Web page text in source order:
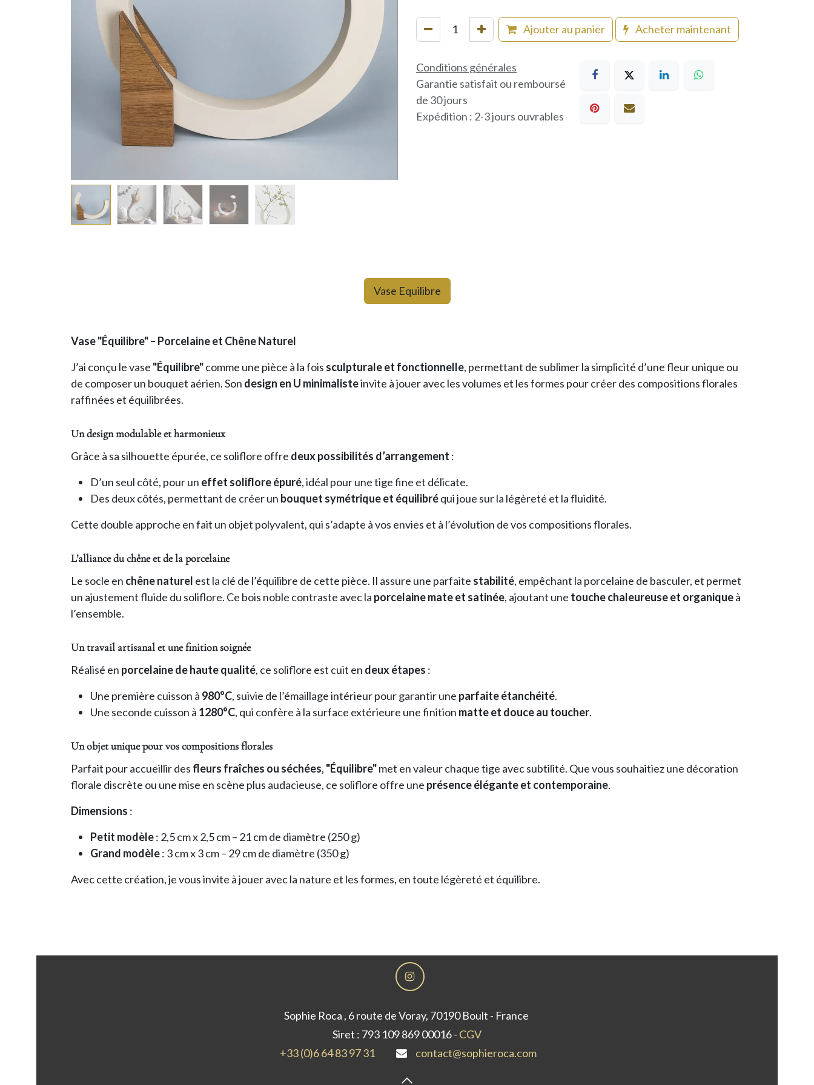
Ajouter au panier Acheter maintenant
Conditions générales
Garantie satisfait ou remboursé
de 30 jours
Expédition : 2-3 jours ouvrables
Vase Equilibre
Vase "Équilibre" – Porcelaine et Chêne Naturel
J’ai conçu le vase "Équilibre"comme une pièce à la fois sculpturale et fonctionnelle, permettant de sublimer la simplicité d’une fleur unique ou
de composer un bouquet aérien. Son design en U minimalisteinvite à jouer avec les volumes et les formes pour créer des compositions florales
raffinées et équilibrées.
Un design modulable et harmonieux
Grâce à sa silhouette épurée, ce soliflore offre deux possibilités d’arrangement :
D’un seul côté, pour un effet soliflore épuré, idéal pour une tige fine et délicate.
Des deux côtés, permettant de créer un bouquet symétrique et équilibréqui joue sur la légèreté et la fluidité.
Cette double approche en fait un objet polyvalent, qui s’adapte à vos envies et à l’évolution de vos compositions florales.
L’alliance du chêne et de la porcelaine
Le socle en chêne naturel est la clé de l’équilibre de cette pièce. Il assure une parfaite stabilité, empêchant la porcelaine de basculer, et permet
un ajustement fluide du soliflore. Ce bois noble contraste avec la porcelaine mate et satinée, ajoutant une touche chaleureuse et organiqueà
l’ensemble.
Un travail artisanal et une finition soignée
Réalisé en porcelaine de haute qualité, ce soliflore est cuit en deux étapes :
Une première cuisson à 980°C, suivie de l’émaillage intérieur pour garantir une parfaite étanchéité.
Une seconde cuisson à 1280°C, qui confère à la surface extérieure une finition matte et douce au toucher.
Un objet unique pour vos compositions florales
Parfait pour accueillir des fleurs fraîches ou séchées, "Équilibre"met en valeur chaque tige avec subtilité. Que vous souhaitiez une décoration
florale discrète ou une mise en scène plus audacieuse, ce soliflore offre une présence élégante et contemporaine.
Dimensions :
Petit modèle: 2,5 cm x 2,5 cm – 21 cm de diamètre (250 g)
Grand modèle: 3 cm x 3 cm – 29 cm de diamètre (350 g)
Avec cette création, je vous invite à jouer avec la nature et les formes, en toute légèreté et équilibre.
Sophie Roca , 6 route de Voray, 70190 Boult - France
Siret : 793 109 869 00016 - CGV
+33 (0)6 64 83 97 31
contact@sophieroca.com